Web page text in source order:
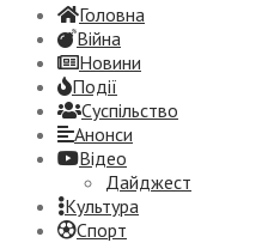
Головна
Війна
Новини
Події
Суспiльство
Анонси
Відео
Дайджест
Культура
Спорт